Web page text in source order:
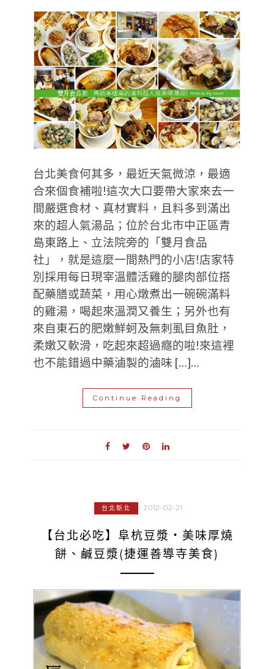
台北美食何其多，最近天氣微涼，最適
合來個食補啦!這次大口要帶大家來去一
間嚴選食材、真材實料，且料多到滿出
來的超人氣湯品；位於台北市中正區青
島東路上、立法院旁的「雙月食品
社」，就是這麼一間熱門的小店!店家特
別採用每日現宰溫體活雞的腿肉部位搭
配藥膳或蔬菜，用心燉煮出一碗碗滿料
的雞湯，喝起來溫潤又養生；另外也有
來自東石的肥嫩鮮蚵及無刺虱目魚肚，
柔嫩又軟滑，吃起來超過癮的啦!來這裡
也不能錯過中藥滷製的滷味 […]…
Continue Reading
台北新北 2012-02-21
【台北必吃】阜杭豆漿‧美味厚燒
餅、鹹豆漿(捷運善導寺美食)